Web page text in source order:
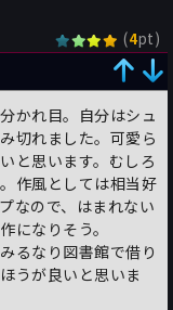
(4pt)
かれ目。自分はシュ
切れました。可愛ら
と思います。むしろ
作風としては相当好
なので、はまれない
になりそう。
るなり図書館で借り
うが良いと思いま